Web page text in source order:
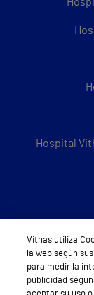
Hospital
Vithas utiliza
la web según
para medir la
publicidad